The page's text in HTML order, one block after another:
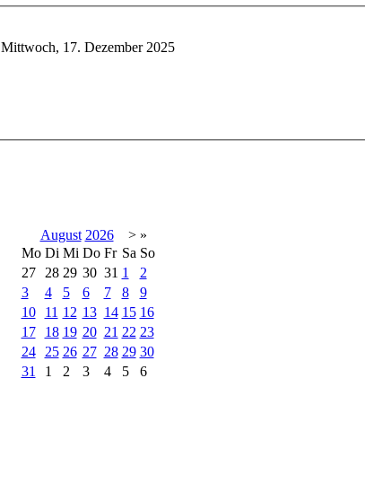
Mittwoch, 17. Dezember 2025
August 2026 > »
Mo Di Mi Do Fr Sa So
27
28 29 30 31 1
2
3
4 5 6 7 8
9
10
11 12 13 14 15 16
17
18 19 20 21 22 23
24
25 26 27 28 29 30
31
1 2 3 4 5 6